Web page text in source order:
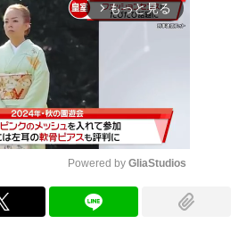
arrow_forward_ios もっと見る
Powered by GliaStudios